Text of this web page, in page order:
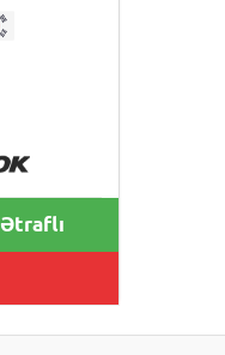
Ətraflı